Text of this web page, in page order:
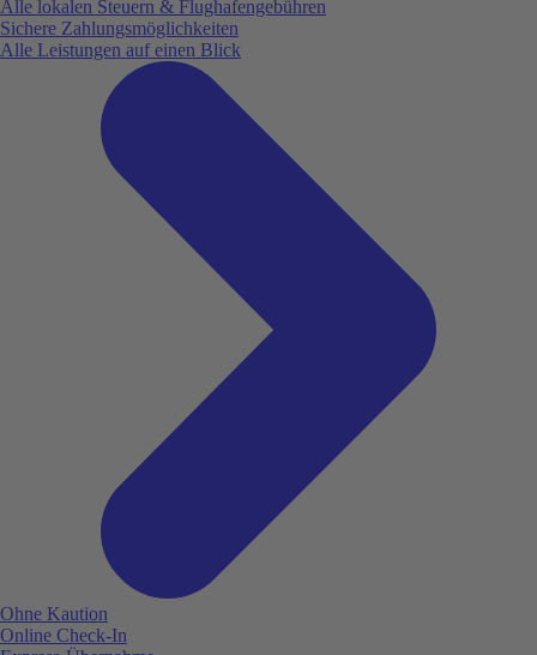
Alle lokalen Steuern & Flughafengebühren
Sichere Zahlungsmöglichkeiten
Alle Leistungen auf einen Blick
Ohne Kaution
Online Check-In